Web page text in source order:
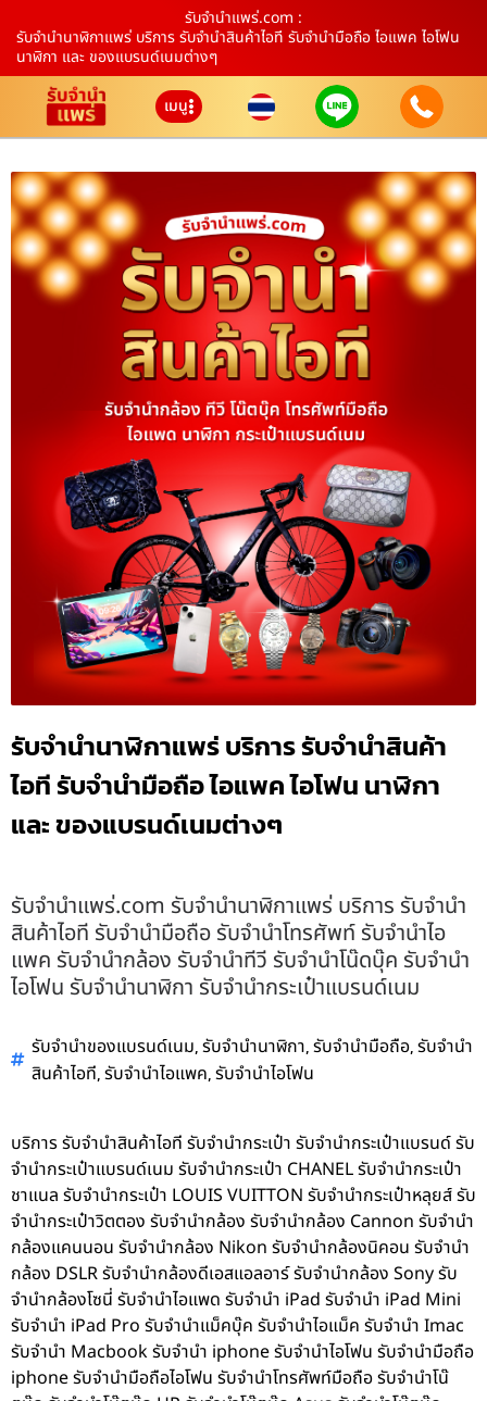
รับจํานําแพร่.com :
รับจำนำนาฬิกาแพร่ บริการ รับจำนำสินค้าไอที รับจำนำมือถือ ไอแพค ไอโฟน
นาฬิกา และ ของแบรนด์เนมต่างๆ
เมนู
รับจำนำนาฬิกาแพร่ บริการ รับจำนำสินค้า
ไอที รับจำนำมือถือ ไอแพค ไอโฟน นาฬิกา
และ ของแบรนด์เนมต่างๆ
รับจํานําแพร่.com รับจำนำนาฬิกาแพร่ บริการ รับจำนำ
สินค้าไอที รับจำนำมือถือ รับจำนำโทรศัพท์ รับจำนำไอ
แพค รับจำนำกล้อง รับจำนำทีวี รับจำนำโน๊ดบุ๊ค รับจำนำ
ไอโฟน รับจำนำนาฬิกา รับจำนำกระเป๋าแบรนด์เนม
รับจำนำของแบรนด์เนม,รับจำนำนาฬิกา,รับจำนำมือถือ,รับจำนำ
สินค้าไอที,รับจำนำไอแพค,รับจำนำไอโฟน
บริการ รับจำนำสินค้าไอที รับจำนำกระเป๋า รับจำนำกระเป๋าแบรนด์ รับ
จำนำกระเป๋าแบรนด์เนม รับจำนำกระเป๋า CHANEL รับจำนำกระเป๋า
ชาแนล รับจำนำกระเป๋า LOUIS VUITTON รับจำนำกระเป๋าหลุยส์ รับ
จำนำกระเป๋าวิตตอง รับจำนำกล้อง รับจำนำกล้อง Cannon รับจำนำ
กล้องแคนนอน รับจำนำกล้อง Nikon รับจำนำกล้องนิคอน รับจำนำ
กล้อง DSLR รับจำนำกล้องดีเอสแอลอาร์ รับจำนำกล้อง Sony รับ
จำนำกล้องโซนี่ รับจำนำไอแพด รับจำนำ iPad รับจำนำ iPad Mini
รับจำนำ iPad Pro รับจำนำแม็คบุ๊ค รับจำนำไอแม็ค รับจำนำ Imac
รับจำนำ Macbook รับจำนำ iphone รับจำนำไอโฟน รับจำนำมือถือ
iphone รับจำนำมือถือไอโฟน รับจำนำโทรศัพท์มือถือ รับจำนำโน๊